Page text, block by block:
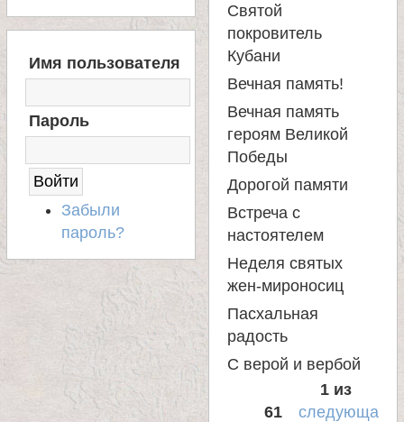
Д
С
Имя пользователя
Пароль
Забыли
пароль?
Святой
покровитель
Кубани
Вечная память!
Вечная память
героям Великой
Победы
Дорогой памяти
Встреча с
настоятелем
Неделя святых
жен-мироносиц
Пасхальная
радость
С верой и вербой
1 из
61
следующа